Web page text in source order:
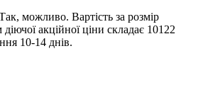
можливо. Вартість за розмір
акційної ціни складає 10122
10-14 днів.